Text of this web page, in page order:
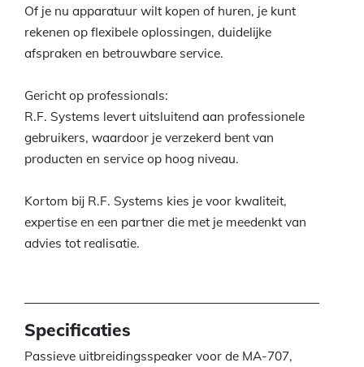
Of je nu apparatuur wilt kopen of huren, je kunt
rekenen op flexibele oplossingen, duidelijke
afspraken en betrouwbare service.
Gericht op professionals:
R.F. Systems levert uitsluitend aan professionele
gebruikers, waardoor je verzekerd bent van
producten en service op hoog niveau.
Kortom bij R.F. Systems kies je voor kwaliteit,
expertise en een partner die met je meedenkt van
advies tot realisatie.
Specificaties
Passieve uitbreidingsspeaker voor de MA-707,